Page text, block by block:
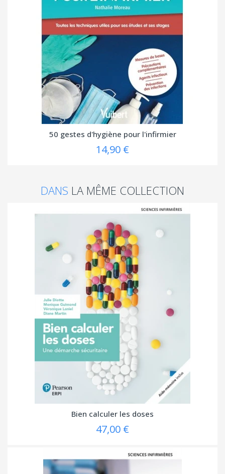
50 gestes d'hygiène pour l'infirmier
14,90 €
DANS LA MÊME COLLECTION
Bien calculer les doses
47,00 €